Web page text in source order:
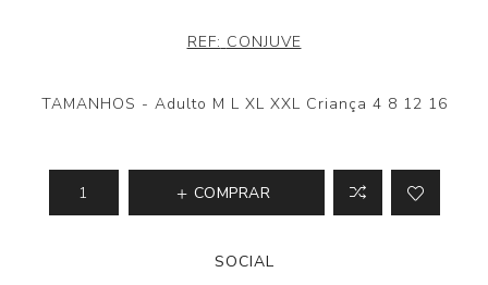
REF: CONJUVE
TAMANHOS - Adulto M L XL XXL Criança 4 8 12 16
COMPRAR
SOCIAL